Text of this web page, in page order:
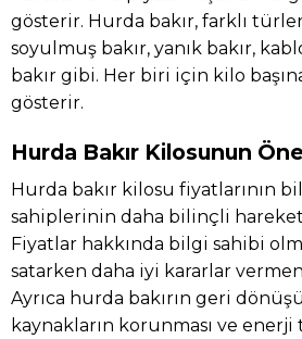
gösterir. Hurda bakır, farklı
soyulmuş bakır, yanık bakır,
bakır gibi. Her biri için kilo
gösterir.
Hurda Bakır Kilosunun
Hurda bakır kilosu fiyatlarının
sahiplerinin daha bilinçli
Fiyatlar hakkında bilgi sahibi
satarken daha iyi kararlar
Ayrıca hurda bakırın geri
kaynakların korunması ve enerji